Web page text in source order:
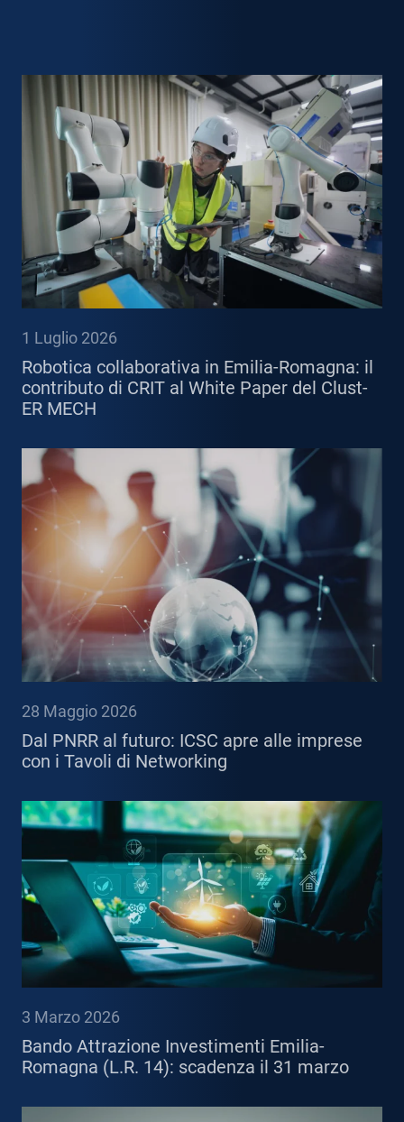
1 Luglio 2026
Robotica collaborativa in Emilia-Romagna: il
contributo di CRIT al White Paper del Clust-
ER MECH
28 Maggio 2026
Dal PNRR al futuro: ICSC apre alle imprese
con i Tavoli di Networking
3 Marzo 2026
Bando Attrazione Investimenti Emilia-
Romagna (L.R. 14): scadenza il 31 marzo